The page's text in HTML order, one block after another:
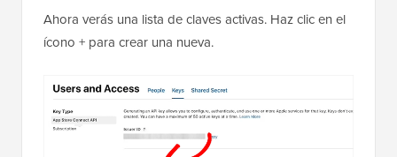
Ahora verás una lista de claves activas. Haz clic en el
ícono + para crear una nueva.